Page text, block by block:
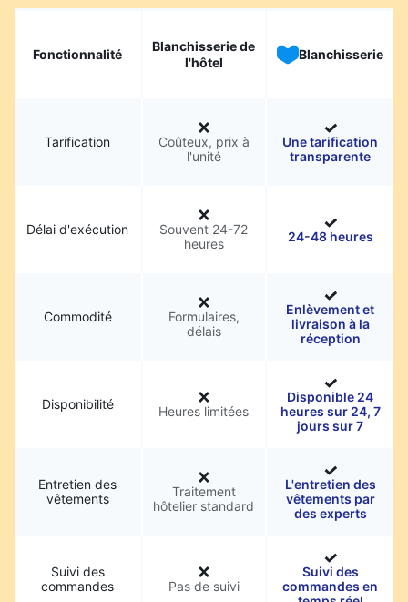
Fonctionnalité
Blanchisserie de
l'hôtel
Blanchisserie
Tarification
Coûteux, prix à
l'unité
Une tarification
transparente
Délai d'exécution
Souvent 24-72
heures
24-48 heures
Commodité
Formulaires,
délais
Enlèvement et
livraison à la
réception
Disponibilité Heures limitées
Disponible 24
heures sur 24, 7
jours sur 7
Entretien des
vêtements
Traitement
hôtelier standard
L'entretien des
vêtements par
des experts
Suivi des
commandes
Pas de suivi
Suivi des
commandes en